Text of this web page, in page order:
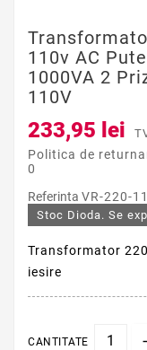
110v AC
1000VA 2
110V
233,95 lei
Politica de
0
Referinta VR-220-
Stoc Dioda. Se
Transformator
iesire
CANTITATE